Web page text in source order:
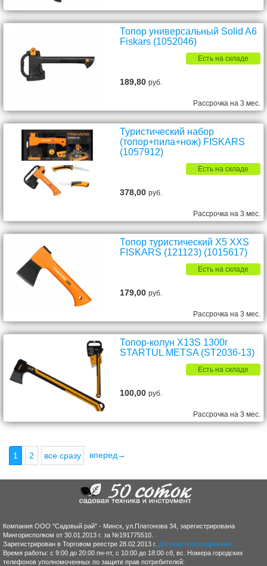
Топор универсальный Solid A6
Fiskars (1052046)
Есть на складе
189,80руб.
Рассрочка на 3 мес.
Туристический набор
(топор+пила+нож) FISKARS
(1057912)
Есть на складе
378,00руб.
Рассрочка на 3 мес.
Топор туристический X5 XXS
FISKARS (121123) (1015617)
Есть на складе
179,00руб.
Рассрочка на 3 мес.
Топор-колун X13S 1300г
STARTUL METSA (ST2036-13)
Есть на складе
100,00руб.
Рассрочка на 3 мес.
1 2 все сразу вперед→
Компания ООО "Садовый рай" - Минск, ул.Платонова 34, зарегистрирована
Мингорисполком от 30.01.2013 г. за №191775510.
Зарегистрирован в Торговом реестре 28.02.2013 г. Договор присоединения
Время работы: с 9:00 до 20:00 пн-пт, с 10:00 до 18:00 сб, вс. Номера городских
телефонов уполномоченных по защите прав потребителей: